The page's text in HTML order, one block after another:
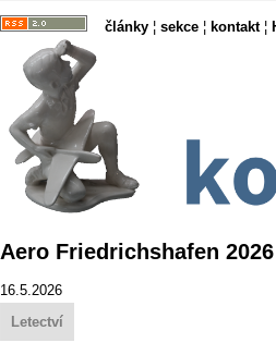
články ¦ sekce ¦ kontakt¦
Aero Friedrichshafen 2026
16.5.2026
Letectví